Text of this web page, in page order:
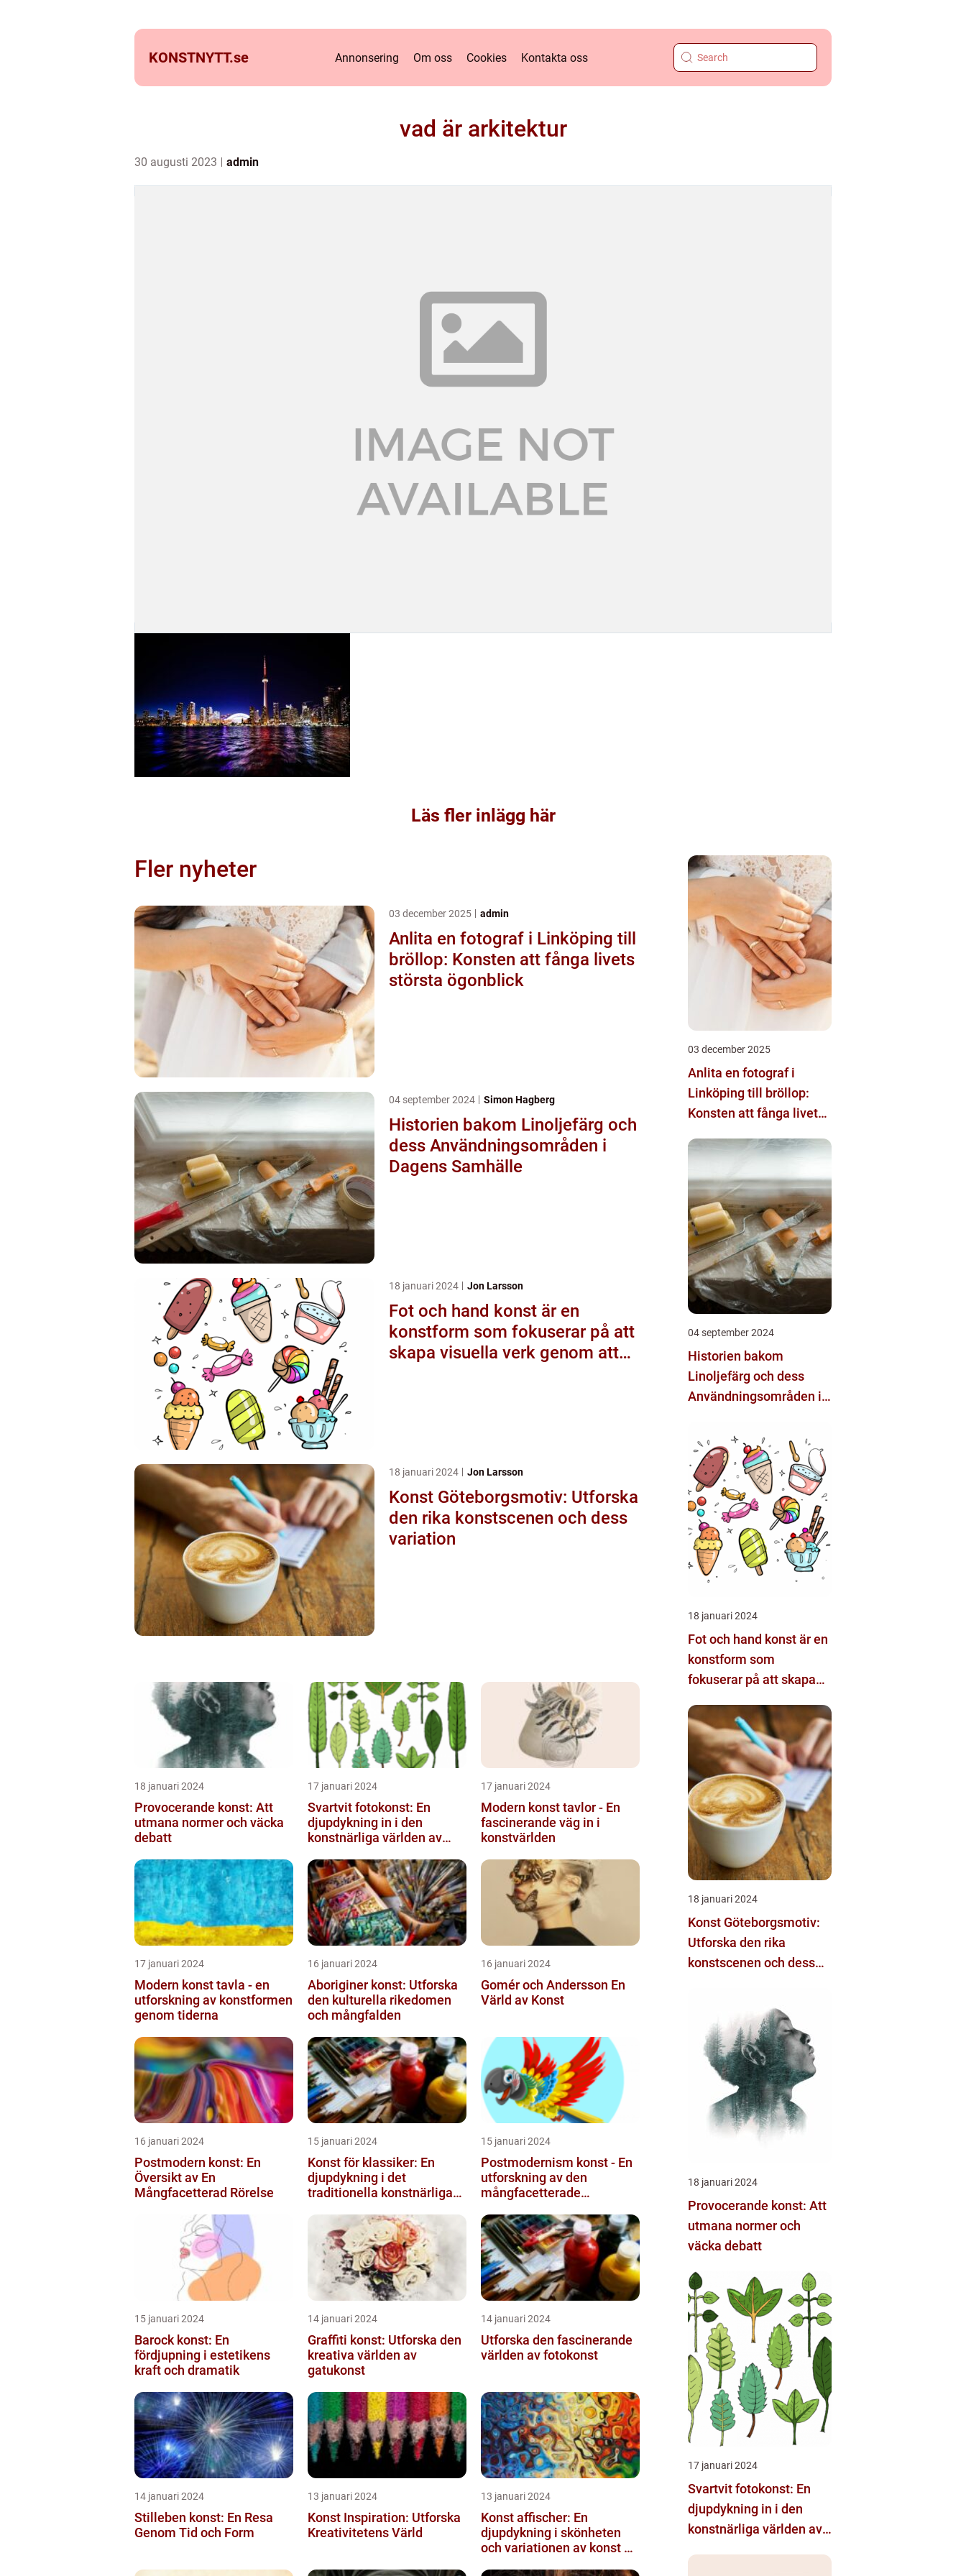
KONSTNYTT.se Annonsering Om oss Cookies Kontakta oss
vad är arkitektur
30 augusti 2023 admin
Läs fler inlägg här
Fler nyheter
03 december 2025 admin
Anlita en fotograf i Linköping till
bröllop: Konsten att fånga livets
största ögonblick
04 september 2024 Simon Hagberg
Historien bakom Linoljefärg och
dess Användningsområden i
Dagens Samhälle
18 januari 2024 Jon Larsson
Fot och hand konst är en
konstform som fokuserar på att
skapa visuella verk genom att
18 januari 2024 Jon Larsson
Konst Göteborgsmotiv: Utforska
den rika konstscenen och dess
variation
18 januari 2024
Provocerande konst: Att
utmana normer och väcka
debatt
17 januari 2024
Svartvit fotokonst: En
djupdykning in i den
konstnärliga världen av
17 januari 2024
Modern konst tavlor - En
fascinerande väg in i
konstvärlden
17 januari 2024
Modern konst tavla - en
utforskning av konstformen
genom tiderna
16 januari 2024
Aboriginer konst: Utforska
den kulturella rikedomen
och mångfalden
16 januari 2024
Gomér och Andersson En
Värld av Konst
16 januari 2024
Postmodern konst: En
Översikt av En
Mångfacetterad Rörelse
15 januari 2024
Konst för klassiker: En
djupdykning i det
traditionella konstnärliga
15 januari 2024
Postmodernism konst - En
utforskning av den
mångfacetterade
15 januari 2024
Barock konst: En
fördjupning i estetikens
kraft och dramatik
14 januari 2024
Graffiti konst: Utforska den
kreativa världen av
gatukonst
14 januari 2024
Utforska den fascinerande
världen av fotokonst
14 januari 2024
Stilleben konst: En Resa
Genom Tid och Form
13 januari 2024
Konst Inspiration: Utforska
Kreativitetens Värld
13 januari 2024
Konst affischer: En
djupdykning i skönheten
och variationen av konst on
03 december 2025
Anlita en fotograf i
Linköping till bröllop:
Konsten att fånga livets
04 september 2024
Historien bakom
Linoljefärg och dess
Användningsområden i
18 januari 2024
Fot och hand konst är en
konstform som
fokuserar på att skapa
använda fötter och
händer istället för mer
traditionella verktyg som
penslar eller verktyg
18 januari 2024
Konst Göteborgsmotiv:
Utforska den rika
konstscenen och dess
18 januari 2024
Provocerande konst: Att
utmana normer och
väcka debatt
17 januari 2024
Svartvit fotokonst: En
djupdykning in i den
konstnärliga världen av